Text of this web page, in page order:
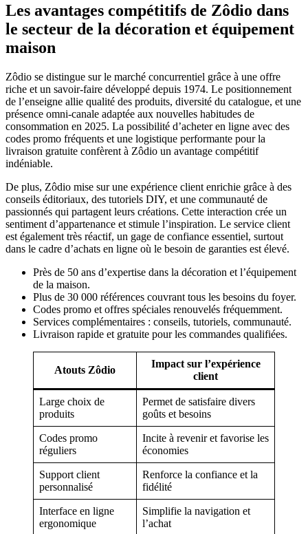
Les avantages compétitifs de Zôdio dans
le secteur de la décoration et équipement
maison
Zôdio se distingue sur le marché concurrentiel grâce à une offre
riche et un savoir-faire développé depuis 1974. Le positionnement
de l’enseigne allie qualité des produits, diversité du catalogue, et une
présence omni-canale adaptée aux nouvelles habitudes de
consommation en 2025. La possibilité d’acheter en ligne avec des
codes promo fréquents et une logistique performante pour la
livraison gratuite confèrent à Zôdio un avantage compétitif
indéniable.
De plus, Zôdio mise sur une expérience client enrichie grâce à des
conseils éditoriaux, des tutoriels DIY, et une communauté de
passionnés qui partagent leurs créations. Cette interaction crée un
sentiment d’appartenance et stimule l’inspiration. Le service client
est également très réactif, un gage de confiance essentiel, surtout
dans le cadre d’achats en ligne où le besoin de garanties est élevé.
Près de 50 ans d’expertise dans la décoration et l’équipement
de la maison.
Plus de 30 000 références couvrant tous les besoins du foyer.
Codes promo et offres spéciales renouvelés fréquemment.
Services complémentaires : conseils, tutoriels, communauté.
Livraison rapide et gratuite pour les commandes qualifiées.
Atouts Zôdio
Impact sur l’expérience
client
Large choix de
produits
Permet de satisfaire divers
goûts et besoins
Codes promo
réguliers
Incite à revenir et favorise les
économies
Support client
personnalisé
Renforce la confiance et la
fidélité
Interface en ligne
ergonomique
Simplifie la navigation et
l’achat